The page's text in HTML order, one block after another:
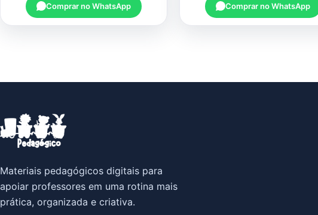
Comprar no WhatsApp Comprar no WhatsApp
Materiais pedagógicos digitais para
apoiar professores em uma rotina mais
prática, organizada e criativa.